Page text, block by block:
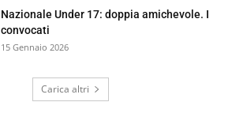
Nazionale Under 17: doppia amichevole. I
convocati
15 Gennaio 2026
Carica altri